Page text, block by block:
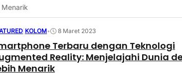
KOLOM• 8 Maret 2023
Terbaru dengan Teknologi
Reality: Menjelajahi Dunia
Menarik